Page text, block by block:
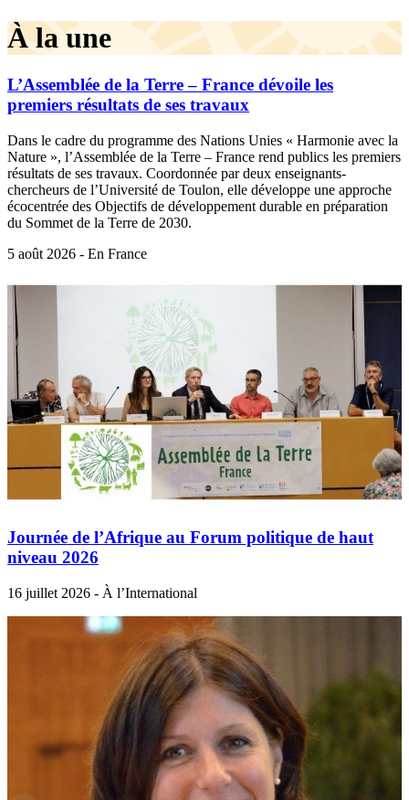
À la une
L’Assemblée de la Terre – France dévoile les
premiers résultats de ses travaux
Dans le cadre du programme des Nations Unies « Harmonie avec la
Nature », l’Assemblée de la Terre – France rend publics les premiers
résultats de ses travaux. Coordonnée par deux enseignants-
chercheurs de l’Université de Toulon, elle développe une approche
écocentrée des Objectifs de développement durable en préparation
du Sommet de la Terre de 2030.
5 août 2026 - En France
Journée de l’Afrique au Forum politique de haut
niveau 2026
16 juillet 2026 - À l’International